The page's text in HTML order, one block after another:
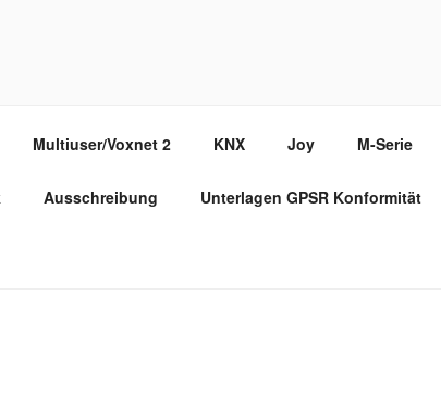
Multiuser/Voxnet 2 KNX Joy M-Serie
Ausschreibung Unterlagen GPSR Konformität